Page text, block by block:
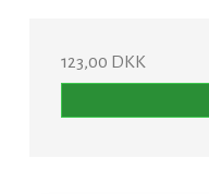
123,00 DKK